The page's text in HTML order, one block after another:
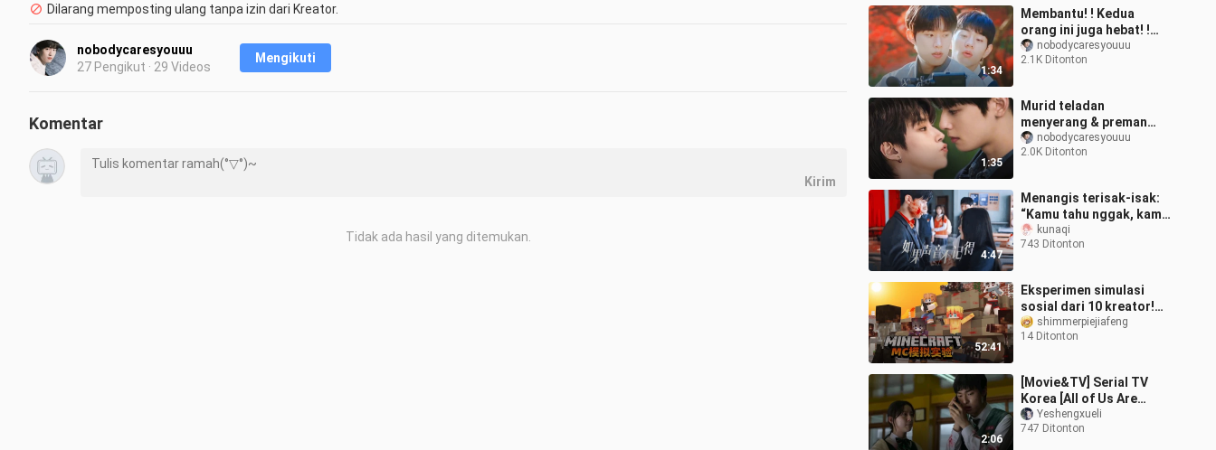
Dilarang memposting ulang tanpa izin dari Kreator.
nobodycaresyouuu
27 Pengikut · 29 Videos
Mengikuti
1:34
Membantu! ! Kedua
orang ini juga hebat! !
Sangat menyenangkan
memiliki senior berwajah
nobodycaresyouuu
2.1K Ditonton
1:35
Murid teladan
menyerang & preman
sekolah menerima |
Kecepatan terkunci!
nobodycaresyouuu
2.0K Ditonton
4:47
Menangis terisak-isak:
“Kamu tahu nggak, kamu
tuh nggak pernah
panggil nama aku, selalu
kunaqi
743 Ditonton
52:41
Eksperimen simulasi
sosial dari 10 kreator!
Ayo bertahan hidup
bersama di tengah
shimmerpiejiafeng
14 Ditonton
2:06
[Movie&TV] Serial TV
Korea [All of Us Are
Dead] PV 1
Yeshengxueli
747 Ditonton
Komentar
Kirim
Tidak ada hasil yang ditemukan.